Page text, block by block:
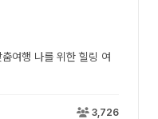
여행 나를 위한 힐링 여
3,726